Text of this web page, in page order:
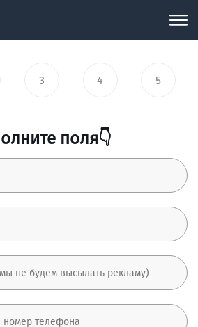
3 4 5
поля👇